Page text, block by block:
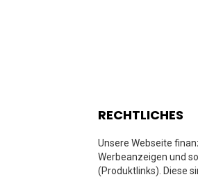
RECHTLICHES
Unsere Webseite
Werbeanzeigen und
(Produktlinks). Diese